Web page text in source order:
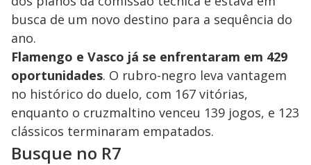
d
e
o
busca de um novo destino para a sequência do
ano.
Flamengo e Vasco já se enfrentaram em 429
oportunidades. O rubro-negro leva vantagem
no histórico do duelo, com 167 vitórias,
enquanto o cruzmaltino venceu 139 jogos, e 123
clássicos terminaram empatados.
Busque no R7